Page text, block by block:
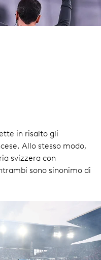
in risalto gli
Allo stesso modo,
svizzera con
sono sinonimo di